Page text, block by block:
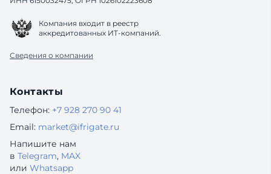
Компания входит в реестр
аккредитованных ИТ-компаний.
Сведения о компании
Контакты
Телефон: +7 928 270 90 41
Email: market@ifrigate.ru
Напишите нам
в Telegram, MAX
или Whatsapp